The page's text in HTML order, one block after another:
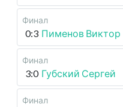
Финал
0:3 Пименов Виктор
Финал
3:0 Губский Сергей
Финал